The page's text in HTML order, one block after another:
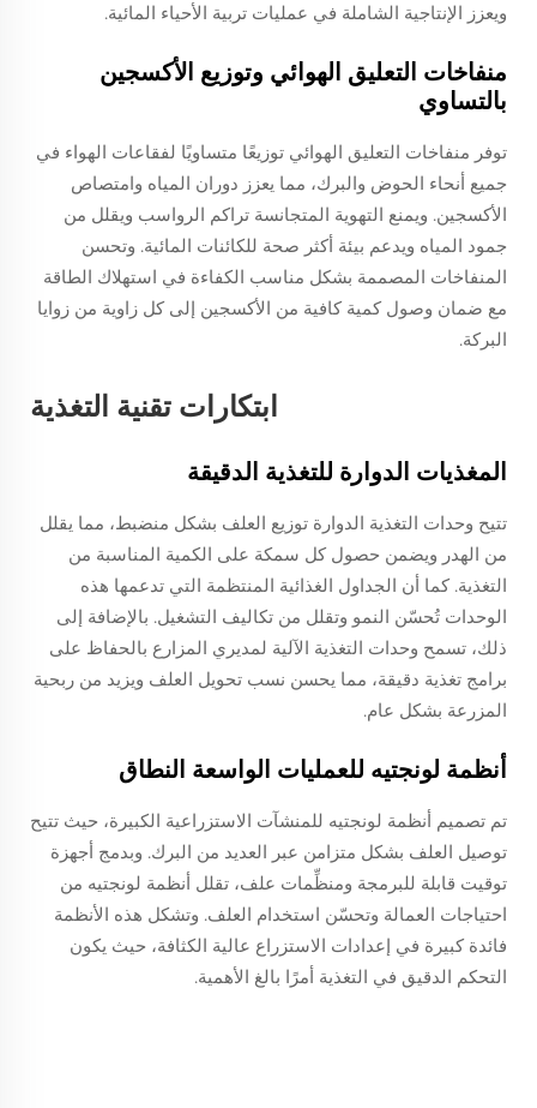
ويعزز الإنتاجية الشاملة في عمليات تربية الأحياء المائية.
منفاخات التعليق الهوائي وتوزيع الأكسجين
بالتساوي
توفر منفاخات التعليق الهوائي توزيعًا متساويًا لفقاعات الهواء في
جميع أنحاء الحوض والبرك، مما يعزز دوران المياه وامتصاص
الأكسجين. ويمنع التهوية المتجانسة تراكم الرواسب ويقلل من
جمود المياه ويدعم بيئة أكثر صحة للكائنات المائية. وتحسن
المنفاخات المصممة بشكل مناسب الكفاءة في استهلاك الطاقة
مع ضمان وصول كمية كافية من الأكسجين إلى كل زاوية من زوايا
البركة.
ابتكارات تقنية التغذية
المغذيات الدوارة للتغذية الدقيقة
تتيح وحدات التغذية الدوارة توزيع العلف بشكل منضبط، مما يقلل
من الهدر ويضمن حصول كل سمكة على الكمية المناسبة من
التغذية. كما أن الجداول الغذائية المنتظمة التي تدعمها هذه
الوحدات تُحسّن النمو وتقلل من تكاليف التشغيل. بالإضافة إلى
ذلك، تسمح وحدات التغذية الآلية لمديري المزارع بالحفاظ على
برامج تغذية دقيقة، مما يحسن نسب تحويل العلف ويزيد من ربحية
المزرعة بشكل عام.
أنظمة لونجتيه للعمليات الواسعة النطاق
تم تصميم أنظمة لونجتيه للمنشآت الاستزراعية الكبيرة، حيث تتيح
توصيل العلف بشكل متزامن عبر العديد من البرك. وبدمج أجهزة
توقيت قابلة للبرمجة ومنظِّمات علف، تقلل أنظمة لونجتيه من
احتياجات العمالة وتحسّن استخدام العلف. وتشكل هذه الأنظمة
فائدة كبيرة في إعدادات الاستزراع عالية الكثافة، حيث يكون
التحكم الدقيق في التغذية أمرًا بالغ الأهمية.